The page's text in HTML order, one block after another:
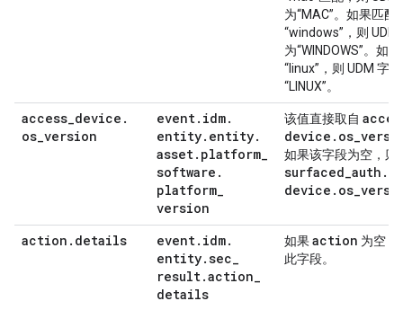
为“MAC”。如果匹配
“windows”，则 UDM
为“WINDOWS”。如
“linux”，则 UDM 字
“LINUX”。
access_device .
os_version
event. idm.
entity. entity.
asset. platform_
software .
platform_
version
该值直接取自
device . os_
如果该字段为空，则
surfaced_auth .
device . os_
action . details event. idm.
entity.sec_
result.action_
details
如果action 为空，
此字段。